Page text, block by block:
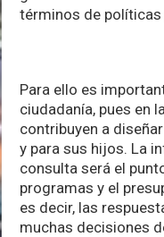
términos de políticas
Para ello es
ciudadanía, pues en
contribuyen a
y para sus hijos. La
consulta será el
programas y el
es decir, las
muchas decisiones